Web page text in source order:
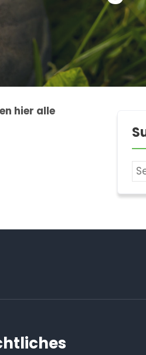
hier alle